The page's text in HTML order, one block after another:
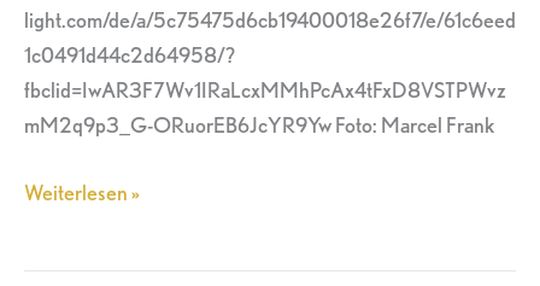
light.com/de/a/5c75475d6cb19400018e26f7/e/61c6eed
1c0491d44c2d64958/?
fbclid=IwAR3F7Wv1IRaLcxMMhPcAx4tFxD8VSTPWvz
mM2q9p3_G-ORuorEB6JcYR9Yw Foto: Marcel Frank
Weiterlesen »